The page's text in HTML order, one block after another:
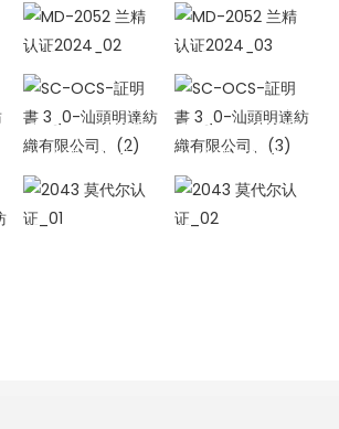
MD-2052兰精
认证2024_02
MD-2052兰精
认证2024_03
SC-OCS-証明
書 3_0-汕頭明
達紡織有限公
司、(2)
SC-OCS-証明
書 3_0-汕頭明
達紡織有限公
司、(3)
2043 莫代尔认
证_01
2043 莫代尔认
证_02